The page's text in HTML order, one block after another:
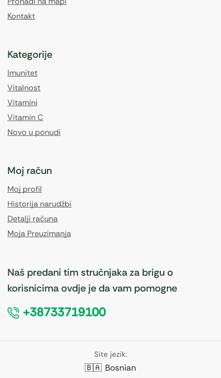
Kontakt
Kategorije
Imunitet
Vitalnost
Vitamini
Vitamin C
Novo u ponudi
Moj račun
Moj profil
Historija narudžbi
Detalji računa
Moja Preuzimanja
Naš predani tim stručnjaka za brigu o
korisnicima ovdje je da vam pomogne
+38733719100
Site jezik:
🇧🇦 Bosnian